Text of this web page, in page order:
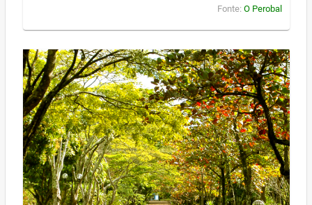
Fonte: O Perobal